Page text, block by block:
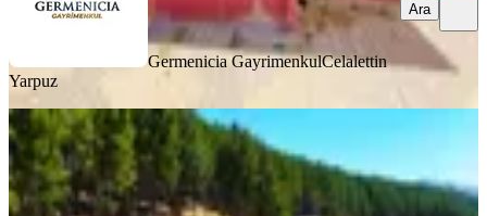
Germenicia GayrimenkulCelalettin
Yarpuz
Ara
MANZARALI
Yeni Rota Emlaktan Müstakil Tapulu
Bağ Evi Ve Arsası
Dulkadiroğlu, Pınarbaşı Mahallesi